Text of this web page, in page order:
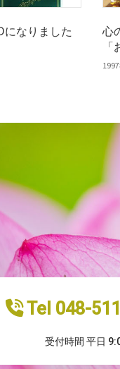
になりました
心
Tel 048-
受付時間 平日